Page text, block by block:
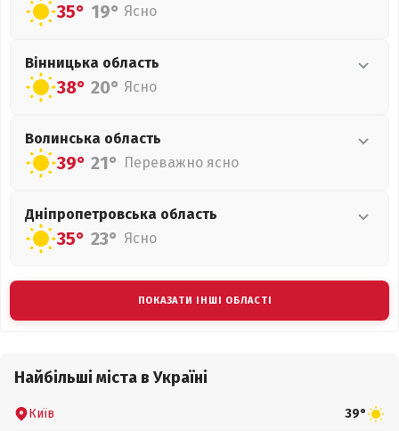
35° 19° Ясно
Вінницька область
38° 20° Ясно
Волинська область
39° 21° Переважно ясно
Дніпропетровська область
35° 23° Ясно
ПОКАЗАТИ ІНШІ ОБЛАСТІ
Найбільші міста в Україні
Київ 39°